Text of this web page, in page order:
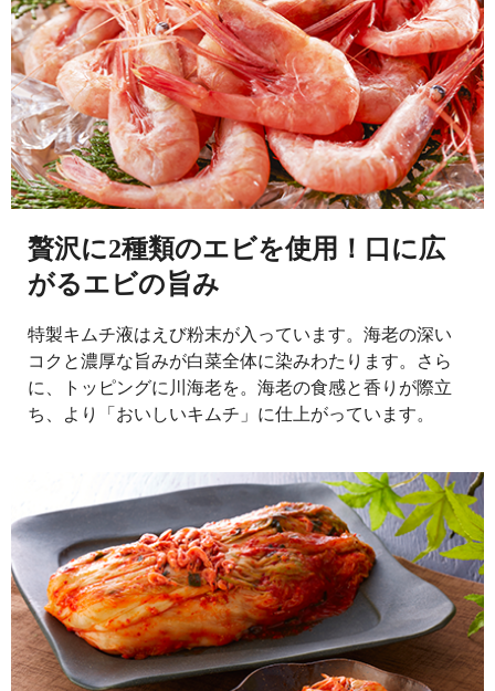
贅沢に2種類のエビを使用！口に広
がるエビの旨み
特製キムチ液はえび粉末が入っています。海老の深い
コクと濃厚な旨みが白菜全体に染みわたります。さら
に、トッピングに川海老を。海老の食感と香りが際立
ち、より「おいしいキムチ」に仕上がっています。